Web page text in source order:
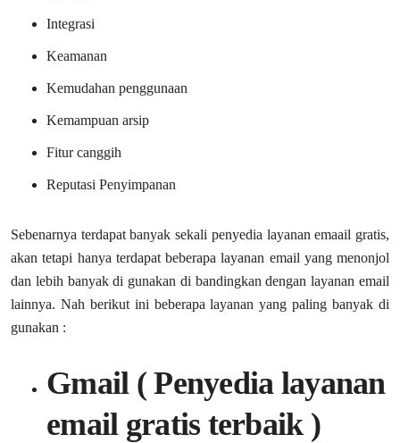
Integrasi
Keamanan
Kemudahan penggunaan
Kemampuan arsip
Fitur canggih
Reputasi Penyimpanan
Sebenarnya terdapat banyak sekali penyedia layanan emaail gratis,
akan tetapi hanya terdapat beberapa layanan email yang menonjol
dan lebih banyak di gunakan di bandingkan dengan layanan email
lainnya. Nah berikut ini beberapa layanan yang paling banyak di
gunakan :
Gmail ( Penyedia layanan
email gratis terbaik )